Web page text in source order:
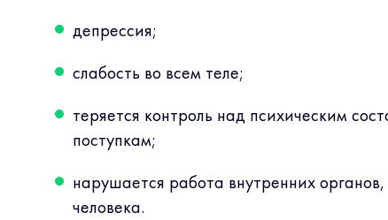
депрессия;
слабость во всем теле;
теряется контроль над психическим
поступкам;
нарушается работа внутренних
человека.